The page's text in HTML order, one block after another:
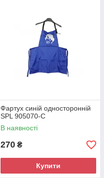
Фартух синій односторонній
SPL 905070-C
В наявності
270 ₴
Купити